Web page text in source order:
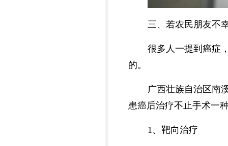
三、若农民朋友不
很多人一提到癌症
的。
广西壮族自治区南
患癌后治疗不止手术一
1、靶向治疗